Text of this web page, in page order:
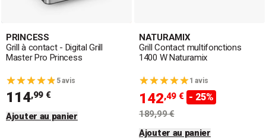
PRINCESS
Grill à contact - Digital Grill
Master Pro Princess
5 avis
114,99 €
Ajouter au panier
NATURAMIX
Grill Contact multifonctions
1400 W Naturamix
1 avis
142,49 € - 25%
189,99 €
Ajouter au panier